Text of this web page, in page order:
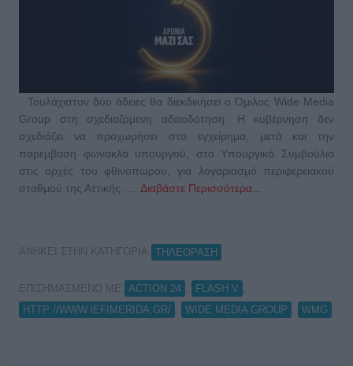
Τουλάχιστον δύο άδειες θα διεκδικήσει ο Όμιλος Wide Media
Group στη σχεδιαζόμενη αδειοδότηση. Η κυβέρνηση δεν
σχεδιάζει να προχωρήσει στο εγχείρημα, μετά και την
παρέμβαση φωνακλά υπουργού, στο Υπουργικό Συμβούλιο
στις αρχές του φθινοπώρου, για λογαριασμό περιφερειακού
σταθμού της Αττικής. … Διαβάστε Περισσότερα...
ΑΝΗΚΕΙ ΣΤΗΝ ΚΑΤΗΓΟΡΙΑ: ΤΗΛΕΟΡΑΣΗ
ΕΠΙΣΗΜΑΣΜΕΝΟ ΜΕ: ACTION 24 FLASH V
HTTP://WWW.IEFIMERIDA.GR/
WIDE MEDIA GROUP WMG